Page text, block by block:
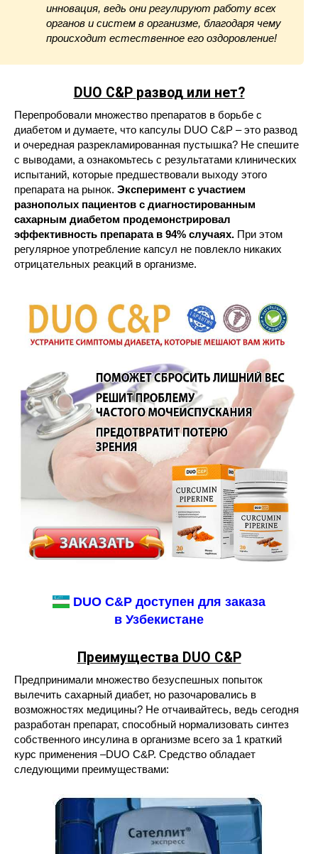
инновация, ведь они регулируют работу всех
органов и систем в организме, благодаря чему
происходит естественное его оздоровление!
DUO C&P развод или нет?
Перепробовали множество препаратов в борьбе с
диабетом и думаете, что капсулы DUO C&P – это развод
и очередная разрекламированная пустышка? Не спешите
с выводами, а ознакомьтесь с результатами клинических
испытаний, которые предшествовали выходу этого
препарата на рынок. Эксперимент с участием
разнополых пациентов с диагностированным
сахарным диабетом продемонстрировал
эффективность препарата в 94% случаях. При этом
регулярное употребление капсул не повлекло никаких
отрицательных реакций в организме.
DUO C&P доступен для заказа
в Узбекистане
Преимущества DUO C&P
Предпринимали множество безуспешных попыток
вылечить сахарный диабет, но разочаровались в
возможностях медицины? Не отчаивайтесь, ведь сегодня
разработан препарат, способный нормализовать синтез
собственного инсулина в организме всего за 1 краткий
курс применения –DUO C&P. Средство обладает
следующими преимуществами: